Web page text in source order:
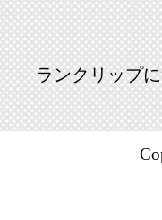
ランクリップ